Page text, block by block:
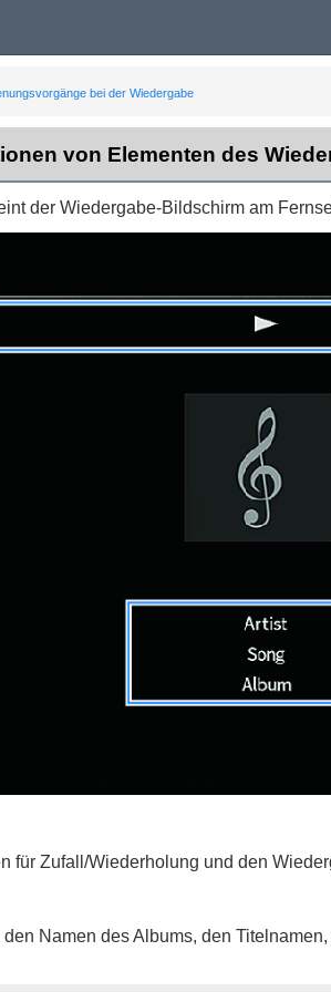
bei der Wiedergabe
von Elementen des
der Wiedergabe-Bildschirm am
für Zufall/Wiederholung und den
Namen des Albums, den